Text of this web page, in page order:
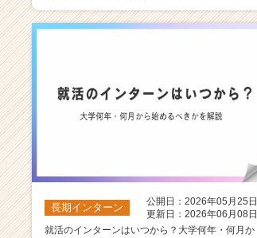
長期インターン
公開日：2026年05月25日
更新日：2026年06月08日
就活のインターンはいつから？大学何年・何月か